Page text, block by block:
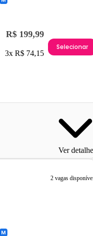
R$ 199,99
3x R$ 74,15
Selecionar
Ver
2 vagas